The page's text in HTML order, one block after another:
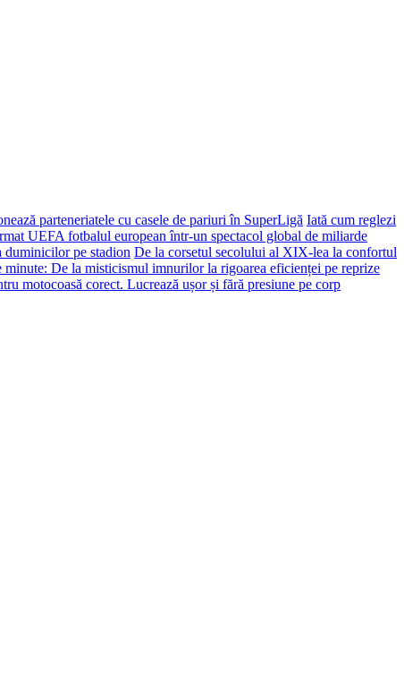
parteneriatele cu casele de pariuri în SuperLigă Iată cum reglezi
UEFA fotbalul european într-un spectacol global de miliarde
duminicilor pe stadion De la corsetul secolului al XIX-lea la confortul
De la misticismul imnurilor la rigoarea eficienței pe reprize
motocoasă corect. Lucrează ușor și fără presiune pe corp